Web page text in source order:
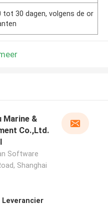
tot 30 dagen, volgens de or
Marine &
Co.,Ltd.
Software
Shanghai